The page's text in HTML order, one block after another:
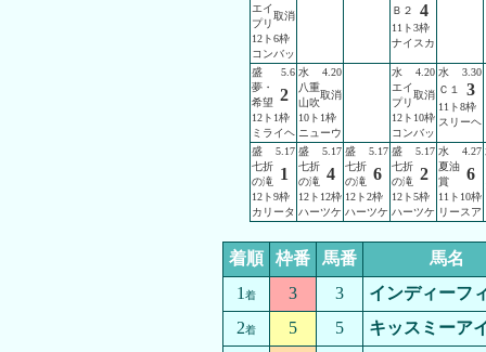
エイ
プリ
取消
12ト6枠
コンバッ
Ｂ２
4
11ト3枠
ナイスカ
盛
5.6
夢・
希望
2
12ト1枠
ミライヘ
水
4.20
八重
山吹
取消
10ト1枠
ニューウ
水
4.20
エイ
プリ
取消
12ト10枠
コンバッ
水
3.30
Ｃ１
3
11ト8枠
スリーヘ
盛
5.17
七折
の滝
1
12ト9枠
カリータ
盛
5.17
七折
の滝
4
12ト12枠
ハーツケ
盛
5.17
七折
の滝
6
12ト2枠
ハーツケ
盛
5.17
七折
の滝
2
12ト5枠
ハーツケ
水
4.27
夏油
賞
6
11ト10枠
リースア
着順 枠番 馬番
馬名
1 着 3 3
インディーフ
2着 5 5
キッスミーア